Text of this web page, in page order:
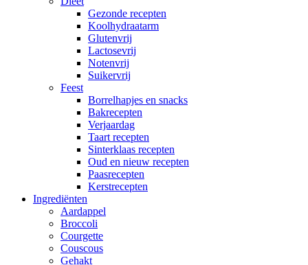
Gezonde recepten
Koolhydraatarm
Glutenvrij
Lactosevrij
Notenvrij
Suikervrij
Feest
Borrelhapjes en snacks
Bakrecepten
Verjaardag
Taart recepten
Sinterklaas recepten
Oud en nieuw recepten
Paasrecepten
Kerstrecepten
Ingrediënten
Aardappel
Broccoli
Courgette
Couscous
Gehakt